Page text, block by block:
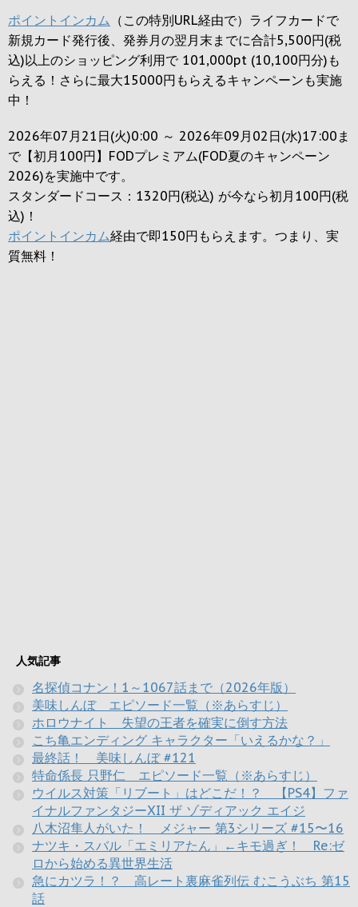
ポイントインカム （この特別URL経由で）ライフカードで
新規カード発行後、発券月の翌月末までに合計5,500円(税
込)以上のショッピング利用で 101,000pt (10,100円分)も
らえる！さらに最大15000円もらえるキャンペーンも実施
中！
2026年07月21日(火)0:00 ～ 2026年09月02日(水)17:00ま
で【初月100円】FODプレミアム(FOD夏のキャンペーン
2026)を実施中です。
スタンダードコース：1320円(税込) が今なら初月100円(税
込)！
ポイントインカム経由で即150円もらえます。つまり、実
質無料！
人気記事
名探偵コナン！1～1067話まで（2026年版）
美味しんぼ エピソード一覧（※あらすじ）
ホロウナイト 失望の王者を確実に倒す方法
こち亀エンディング キャラクター「いえるかな？」
最終話！ 美味しんぼ #121
特命係長 只野仁 エピソード一覧（※あらすじ）
ウイルス対策「リブート」はどこだ！？ 【PS4】ファ
イナルファンタジーXII ザ ゾディアック エイジ
八木沼隼人がいた！ メジャー 第3シリーズ #15〜16
ナツキ・スバル「エミリアたん」←キモ過ぎ！ Re:ゼ
ロから始める異世界生活
急にカツラ！？ 高レート裏麻雀列伝 むこうぶち 第15
話